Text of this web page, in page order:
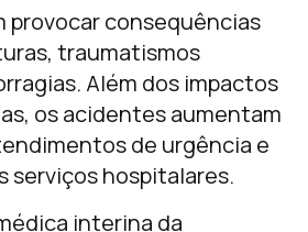
provocar consequências
traumatismos
Além dos impactos
os acidentes aumentam
de urgência e
serviços hospitalares.
interina da